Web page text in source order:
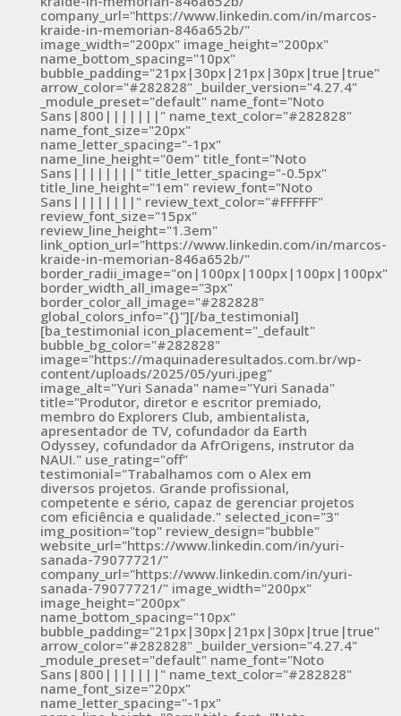
company_url="https://www.linkedin.com/in/marcos-
kraide-in-memorian-846a652b/"
image_width="200px" image_height="200px"
name_bottom_spacing="10px"
bubble_padding="21px|30px|21px|30px|true|true"
arrow_color="#282828" _builder_version="4.27.4"
_module_preset="default" name_font="Noto
Sans|800|||||||" name_text_color="#282828"
name_font_size="20px"
name_letter_spacing="-1px"
name_line_height="0em" title_font="Noto
Sans||||||||" title_letter_spacing="-0.5px"
title_line_height="1em" review_font="Noto
Sans||||||||" review_text_color="#FFFFFF"
review_font_size="15px"
review_line_height="1.3em"
link_option_url="https://www.linkedin.com/in/marcos-
kraide-in-memorian-846a652b/"
border_radii_image="on|100px|100px|100px|100px"
border_width_all_image="3px"
border_color_all_image="#282828"
global_colors_info="{}"][/ba_testimonial]
[ba_testimonial icon_placement="_default"
bubble_bg_color="#282828"
image="https://maquinaderesultados.com.br/wp-
content/uploads/2025/05/yuri.jpeg"
image_alt="Yuri Sanada" name="Yuri Sanada"
title="Produtor, diretor e escritor premiado,
membro do Explorers Club, ambientalista,
apresentador de TV, cofundador da Earth
Odyssey, cofundador da AfrOrigens, instrutor da
NAUI." use_rating="off"
testimonial="Trabalhamos com o Alex em
diversos projetos. Grande profissional,
competente e sério, capaz de gerenciar projetos
com eficiência e qualidade." selected_icon="3"
img_position="top" review_design="bubble"
website_url="https://www.linkedin.com/in/yuri-
sanada-79077721/"
company_url="https://www.linkedin.com/in/yuri-
sanada-79077721/" image_width="200px"
image_height="200px"
name_bottom_spacing="10px"
bubble_padding="21px|30px|21px|30px|true|true"
arrow_color="#282828" _builder_version="4.27.4"
_module_preset="default" name_font="Noto
Sans|800|||||||" name_text_color="#282828"
name_font_size="20px"
name_letter_spacing="-1px"